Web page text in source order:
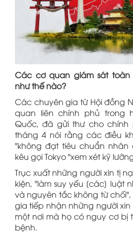
Các cơ quan giám sát
như thế nào?
Các chuyên gia từ Hội đồng
quan liên chính phủ trong
Quốc, đã gửi thư cho chính
tháng 4 nói rằng các điều
"không đạt tiêu chuẩn nhân
kêu gọi Tokyo "xem xét kỹ
Trục xuất những người xin tị
kiện, "làm suy yếu [các] luật
và nguyên tắc không từ
gia tiếp nhận những người
một nơi mà họ có nguy cơ bị
bệnh.